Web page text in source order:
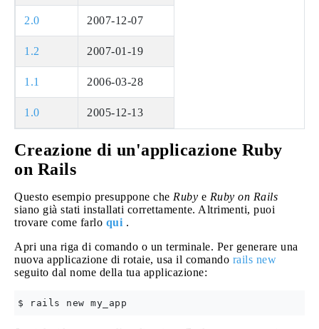
2.0 2007-12-07
1.2 2007-01-19
1.1 2006-03-28
1.0 2005-12-13
Creazione di un'applicazione Ruby
on Rails
Questo esempio presuppone che Ruby e Ruby on Rails
siano già stati installati correttamente. Altrimenti, puoi
trovare come farlo qui .
Apri una riga di comando o un terminale. Per generare una
nuova applicazione di rotaie, usa il comando rails new
seguito dal nome della tua applicazione: